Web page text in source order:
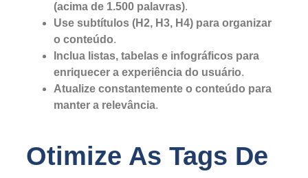
(acima de 1.500 palavras).
Use subtítulos (H2, H3, H4) para organizar
o conteúdo.
Inclua listas, tabelas e infográficos para
enriquecer a experiência do usuário.
Atualize constantemente o conteúdo para
manter a relevância.
Otimize As Tags De